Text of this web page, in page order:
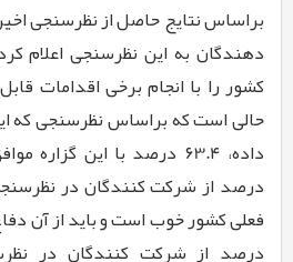
براساس نتایج حاصل از نظرسنجی
دهندگان به این نظرسنجی اعلام
کشور را با انجام برخی اقدامات
حالی است که براساس نظرسنجی که
داده، ۶3.۴ درصد با این گزاره
درصد از شرکت کنندگان در
فعلی کشور خوب است و باید از آن
درصد از شرکت کنندگان در